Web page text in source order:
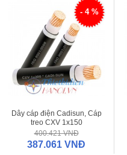
- 4 %
Dây cáp điện Cadisun, Cáp
treo CXV 1x150
400.421 VNĐ
387.061 VNĐ